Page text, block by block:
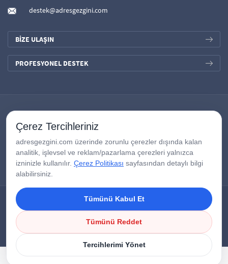
destek@adresgezgini.com
BİZE ULAŞIN
PROFESYONEL DESTEK
Google Third-Party Policy/Disclosure Notice
Çerez Tercihleriniz
adresgezgini.com üzerinde zorunlu çerezler dışında kalan
analitik, işlevsel ve reklam/pazarlama çerezleri yalnızca
izninizle kullanılır. Çerez Politikası sayfasından detaylı bilgi
alabilirsiniz.
Tümünü Kabul Et
Tümünü Reddet
Tercihlerimi Yönet